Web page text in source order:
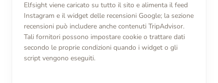
Elfsight viene caricato su tutto il sito e alimenta il feed
Instagram e il widget delle recensioni Google; la sezione
recensioni può includere anche contenuti TripAdvisor.
Tali fornitori possono impostare cookie o trattare dati
secondo le proprie condizioni quando i widget o gli
script vengono eseguiti.